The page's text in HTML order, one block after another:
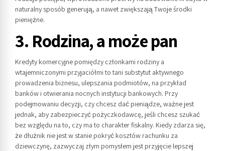
naturalny sposób generują, a nawet zwiększają Twoje środki
pieniężne.
3. Rodzina, a może pan
Kredyty komercyjne pomiędzy członkami rodziny a
wtajemniczonymi przyjaciółmi to tani substytut aktywnego
prowadzenia biznesu, ulepszania podmiotów, na przykład
banków i otwierania nocnych instytucji bankowych. Przy
podejmowaniu decyzji, czy chcesz dać pieniądze, ważne jest
jednak, aby zabezpieczyć pożyczkodawcę, jeśli chcesz szukać
bez względu na to, czy ma to charakter fiskalny. Kiedy zdarza się,
że dłużnik nie jest w stanie pokryć kosztów rachunku za
dziewczynę, zazwyczaj złym pomysłem jest przyjęcie lepszej